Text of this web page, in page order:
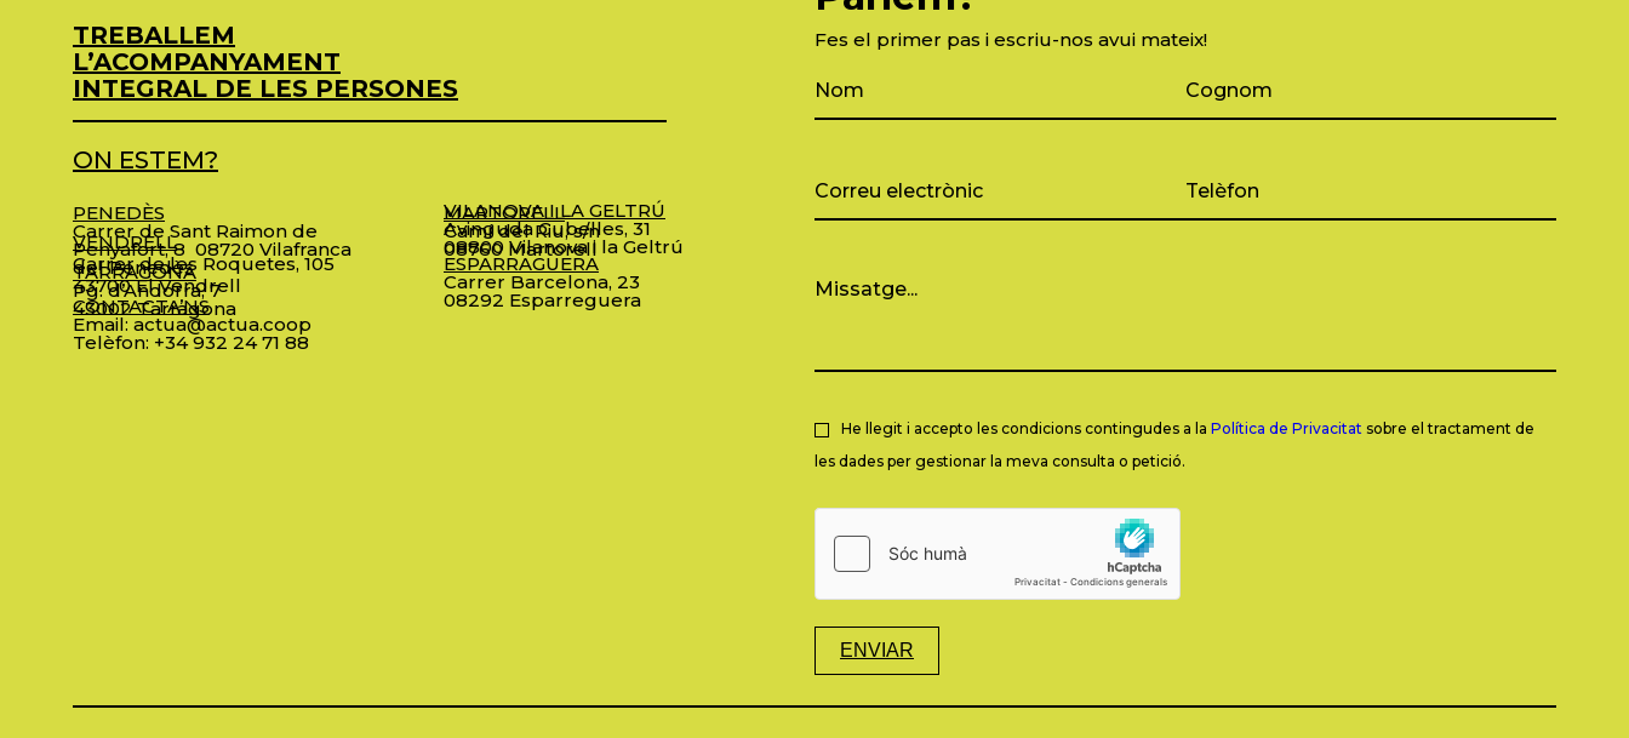
TREBALLEM
L’ACOMPANYAMENT
INTEGRAL DE LES PERSONES
ON ESTEM?
PENEDÈS
Carrer de Sant Raimon de
Penyafort, 8 08720 Vilafranca
del Penedès
VENDRELL
Carrer de les Roquetes, 105
43700 El Vendrell
TARRAGONA
Pg. d’Andorra, 7
43002 Tarragona
CONTACTA’NS
Email: actua@actua.coop
Telèfon: +34 932 24 71 88
MARTORELL
Camí del Riu, s/n
08760 Martorell
VILANOVA I LA GELTRÚ
Avinguda Cubelles, 31
08800 Vilanova i la Geltrú
ESPARRAGUERA
Carrer Barcelona, 23
08292 Esparreguera
Fes el primer pas i escriu-nos avui mateix!
He llegit i accepto les condicions contingudes a la Política de Privacitat sobre el tractament de
les dades per gestionar la meva consulta o petició.
ENVIAR